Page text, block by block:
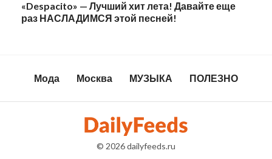
«Despacito» — Лучший хит лета! Давайте еще
раз НАСЛАДИМСЯ этой песней!
Мода Москва МУЗЫКА ПОЛЕЗНО
© 2026dailyfeeds.ru